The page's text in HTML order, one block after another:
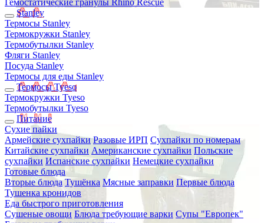
Гемостатические гранулы Rhino Rescue
Stanley
Термосы Stanley
Термокружки Stanley
Термобутылки Stanley
Фляги Stanley
Посуда Stanley
Термосы для еды Stanley
Термосы Tyeso
Термокружки Tyeso
Термобутылки Tyeso
Питание
Сухие пайки
Армейские сухпайки Разовые ИРП Сухпайки по номерам
Китайские сухпайки Американские сухпайки Польские
сухпайки Испанские сухпайки Немецкие сухпайки
Готовые блюда
Вторые блюда Тушёнка Мясные заправки Первые блюда
Тушенка кронидов
Еда быстрого приготовления
Сушеные овощи Блюда требующие варки Супы "Европек"